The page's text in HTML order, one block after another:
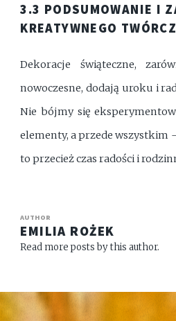
3.3 PODSUMOWANIE I
KREATYWNEGO
Dekoracje świąteczne,
nowoczesne, dodają uroku i
Nie bójmy się
elementy, a przede wszystkim
to przecież czas radości i
AUTHOR
EMILIA ROŻEK
Read more posts by this author.